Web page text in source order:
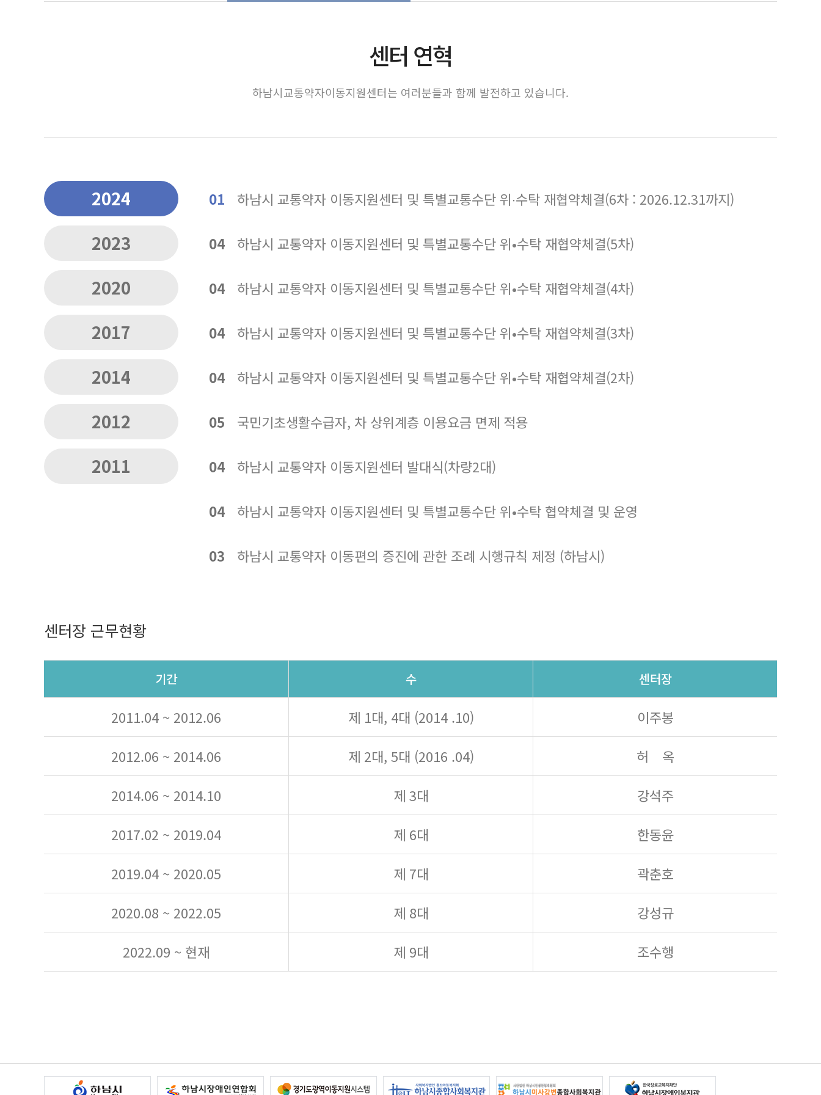
센터 연혁
하남시교통약자이동지원센터는 여러분들과 함께 발전하고 있습니다.
2024
2023
2020
2017
2014
2012
2011
01 하남시 교통약자 이동지원센터 및 특별교통수단 위∙수탁 재협약체결(6차 : 2026.12.31까지)
04 하남시 교통약자 이동지원센터 및 특별교통수단 위•수탁 재협약체결(5차)
04 하남시 교통약자 이동지원센터 및 특별교통수단 위•수탁 재협약체결(4차)
04 하남시 교통약자 이동지원센터 및 특별교통수단 위•수탁 재협약체결(3차)
04 하남시 교통약자 이동지원센터 및 특별교통수단 위•수탁 재협약체결(2차)
05 국민기초생활수급자, 차 상위계층 이용요금 면제 적용
04 하남시 교통약자 이동지원센터 발대식(차량2대)
04 하남시 교통약자 이동지원센터 및 특별교통수단 위•수탁 협약체결 및 운영
03 하남시 교통약자 이동편의 증진에 관한 조례 시행규칙 제정 (하남시)
센터장 근무현황
기간 수 센터장
2011.04 ~ 2012.06 제 1대, 4대 (2014 .10)
이주봉
2012.06 ~ 2014.06
제 2대, 5대 (2016 .04)
허 옥
2014.06 ~ 2014.10
제 3대
강석주
2017.02 ~ 2019.04
제 6대
한동윤
2019.04 ~ 2020.05
제 7대
곽춘호
2020.08 ~ 2022.05
제 8대
강성규
2022.09 ~ 현재
제 9대 조수행